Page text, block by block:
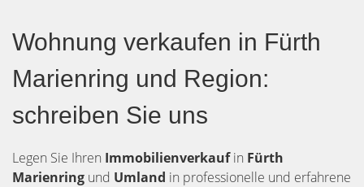
Wohnung verkaufen in Fürth
Marienring und Region:
schreiben Sie uns
Legen Sie Ihren Immobilienverkaufin Fürth
Marienring und Umland in professionelle und erfahrene